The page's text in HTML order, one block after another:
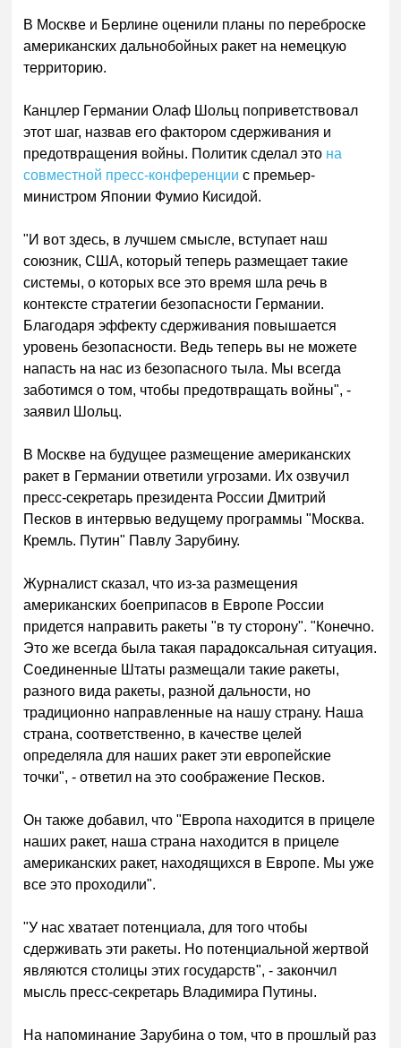
В Москве и Берлине оценили планы по переброске
американских дальнобойных ракет на немецкую
территорию.
Канцлер Германии Олаф Шольц поприветствовал
этот шаг, назвав его фактором сдерживания и
предотвращения войны. Политик сделал это на
совместной пресс-конференции с премьер-
министром Японии Фумио Кисидой.
"И вот здесь, в лучшем смысле, вступает наш
союзник, США, который теперь размещает такие
системы, о которых все это время шла речь в
контексте стратегии безопасности Германии.
Благодаря эффекту сдерживания повышается
уровень безопасности. Ведь теперь вы не можете
напасть на нас из безопасного тыла. Мы всегда
заботимся о том, чтобы предотвращать войны", -
заявил Шольц.
В Москве на будущее размещение американских
ракет в Германии ответили угрозами. Их озвучил
пресс-секретарь президента России Дмитрий
Песков в интервью ведущему программы "Москва.
Кремль. Путин" Павлу Зарубину.
Журналист сказал, что из-за размещения
американских боеприпасов в Европе России
придется направить ракеты "в ту сторону". "Конечно.
Это же всегда была такая парадоксальная ситуация.
Соединенные Штаты размещали такие ракеты,
разного вида ракеты, разной дальности, но
традиционно направленные на нашу страну. Наша
страна, соответственно, в качестве целей
определяла для наших ракет эти европейские
точки", - ответил на это соображение Песков.
Он также добавил, что "Европа находится в прицеле
наших ракет, наша страна находится в прицеле
американских ракет, находящихся в Европе. Мы уже
все это проходили".
"У нас хватает потенциала, для того чтобы
сдерживать эти ракеты. Но потенциальной жертвой
являются столицы этих государств", - закончил
мысль пресс-секретарь Владимира Путины.
На напоминание Зарубина о том, что в прошлый раз